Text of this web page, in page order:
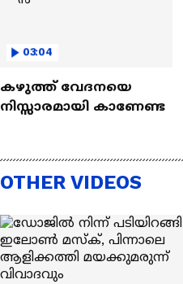
03:04
കഴുത്ത് വേദനയെ
നിസ്സാരമായി കാണേണ്ട
OTHER VIDEOS